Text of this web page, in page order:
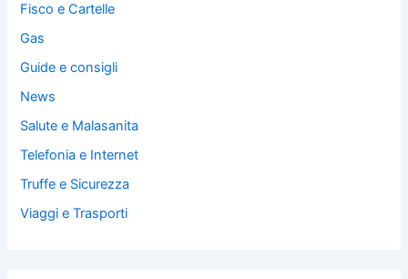
Fisco e Cartelle
Gas
Guide e consigli
News
Salute e Malasanita
Telefonia e Internet
Truffe e Sicurezza
Viaggi e Trasporti